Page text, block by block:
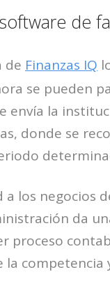
de
de Finanzas IQ
se pueden
envía la
donde se
a los negocios
da
proceso
competencia